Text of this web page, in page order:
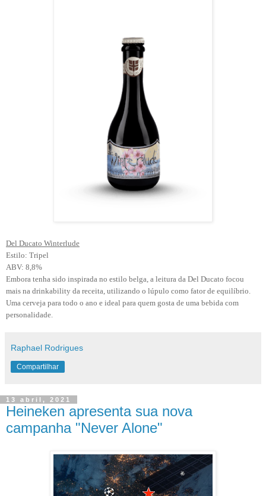
Del Ducato Winterlude
Estilo: Tripel
ABV: 8,8%
Embora tenha sido inspirada no estilo belga, a leitura da Del Ducato focou
mais na drinkability da receita, utilizando o lúpulo como fator de equilíbrio.
Uma cerveja para todo o ano e ideal para quem gosta de uma bebida com
personalidade.
Raphael Rodrigues
Compartilhar
13 abril, 2021
Heineken apresenta sua nova
campanha "Never Alone"